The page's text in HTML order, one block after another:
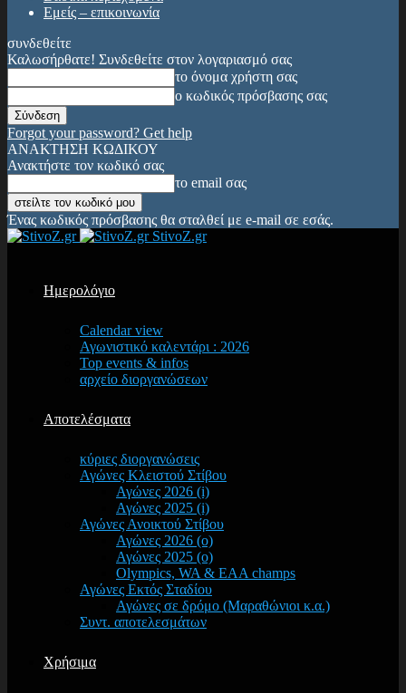
Εμείς – επικοινωνία
συνδεθείτε
Καλωσήρθατε! Συνδεθείτε στον λογαριασμό σας
το όνομα χρήστη σας
ο κωδικός πρόσβασης σας
Forgot your password? Get help
ΑΝΑΚΤΗΣΗ ΚΩΔΙΚΟΥ
Ανακτήστε τον κωδικό σας
το email σας
Ένας κωδικός πρόσβασης θα σταλθεί με e-mail σε εσάς.
StivoZ.gr
Ημερολόγιο
Calendar view
Αγωνιστικό καλεντάρι : 2026
Top events & infos
αρχείο διοργανώσεων
Αποτελέσματα
κύριες διοργανώσεις
Αγώνες Κλειστού Στίβου
Αγώνες 2026 (i)
Αγώνες 2025 (i)
Αγώνες Ανοικτού Στίβου
Αγώνες 2026 (o)
Αγώνες 2025 (o)
Olympics, WA & EAA champs
Αγώνες Εκτός Σταδίου
Αγώνες σε δρόμο (Μαραθώνιοι κ.α.)
Συντ. αποτελεσμάτων
Χρήσιμα